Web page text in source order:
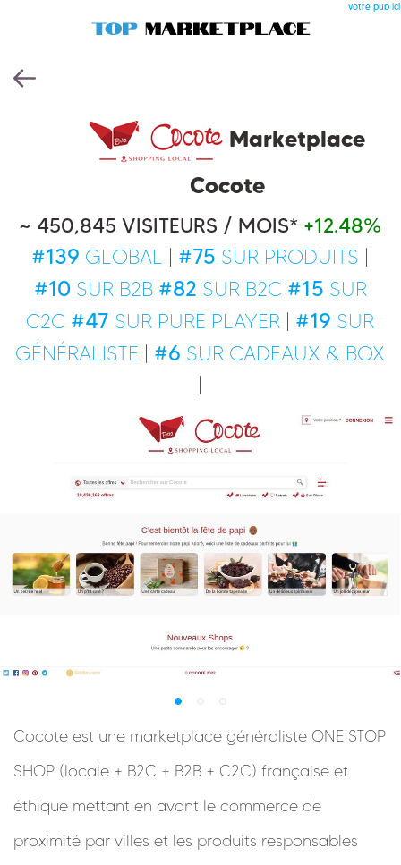
votre pub ici
Marketplace
Cocote
~ 450,845 VISITEURS / MOIS* +12.48%
#139 GLOBAL | #75 SUR PRODUITS |
#10SUR B2B #82 SUR B2C #15 SUR
C2C #47 SUR PURE PLAYER | #19 SUR
GÉNÉRALISTE | #6 SUR CADEAUX & BOX
|
Cocote est une marketplace généraliste ONE STOP
SHOP (locale + B2C + B2B + C2C) française et
éthique mettant en avant le commerce de
proximité par villes et les produits responsables